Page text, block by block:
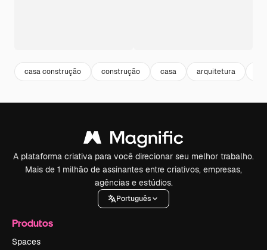
casa construção construção casa arquitetura
A plataforma criativa para você direcionar seu melhor trabalho.
Mais de 1 milhão de assinantes entre criativos, empresas,
agências e estúdios.
Português
Produtos
Spaces